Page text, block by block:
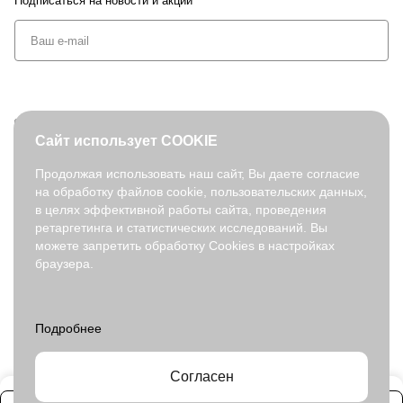
© 2026. fabretti.ru. Все права защищены
На информационном ресурсе применяются
рекомендательные
технологии .
Все ресурсы сайта fabretti.ru, включая (но не ограничиваясь)
прав на интеллектуальную собственность, защищены российским
Сайт использует COOKIE
Продолжая использовать наш сайт, Вы даете согласие
на обработку файлов cookie, пользовательских данных,
в целях эффективной работы сайта, проведения
ретаргетинга и статистических исследований. Вы
можете запретить обработку Cookies в настройках
браузера.
Согласен